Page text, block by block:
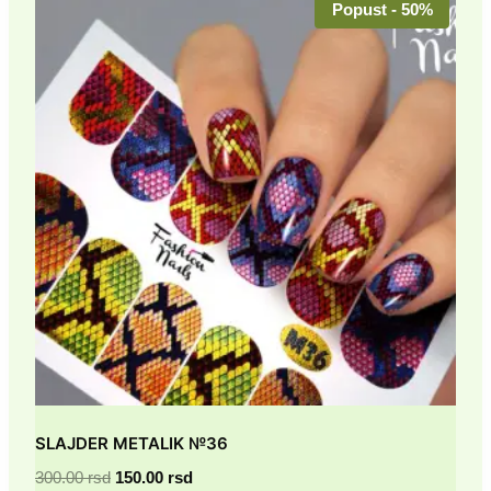
Popust - 50%
SLAJDER METALIK №36
300.00rsd Originalna
150.00 rsdTrenutna